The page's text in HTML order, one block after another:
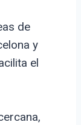
de
y
el